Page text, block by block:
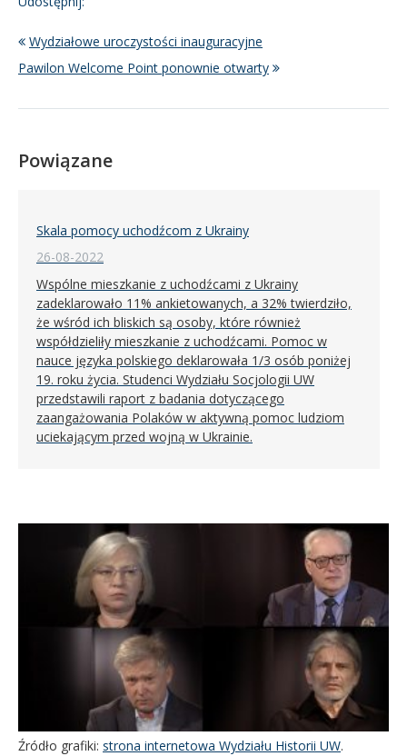
Wydziałowe uroczystości inauguracyjne
Pawilon Welcome Point ponownie otwarty
Powiązane
Skala pomocy uchodźcom z Ukrainy
26-08-2022
Wspólne mieszkanie z uchodźcami z Ukrainy
zadeklarowało 11% ankietowanych, a 32% twierdziło,
że wśród ich bliskich są osoby, które również
współdzieliły mieszkanie z uchodźcami. Pomoc w
nauce języka polskiego deklarowała 1/3 osób poniżej
19. roku życia. Studenci Wydziału Socjologii UW
przedstawili raport z badania dotyczącego
zaangażowania Polaków w aktywną pomoc ludziom
uciekającym przed wojną w Ukrainie.
Źródło grafiki: strona internetowa Wydziału Historii UW.